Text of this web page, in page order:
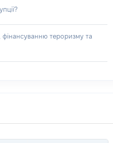
фінансуванню тероризму та